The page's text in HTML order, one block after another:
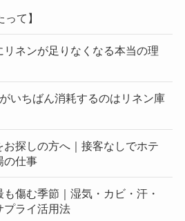
て】
ネンが足りなくなる本当の理
いちばん消耗するのはリネン庫
探しの方へ｜接客なしでホテ
の仕事
傷む季節｜湿気・カビ・汗・
プライ活用法